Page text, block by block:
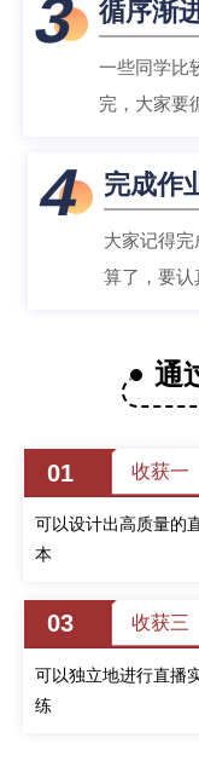
3 循序渐
一些同学比
完，大家要
4 完成作
大家记得
算了，要认
通
01 收获一
可以设计出高质量的
本
03 收获三
可以独立地进行直播
练